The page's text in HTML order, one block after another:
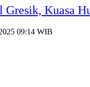
Gresik, Kuasa
09:14 WIB